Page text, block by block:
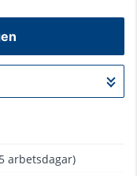
arbetsdagar)